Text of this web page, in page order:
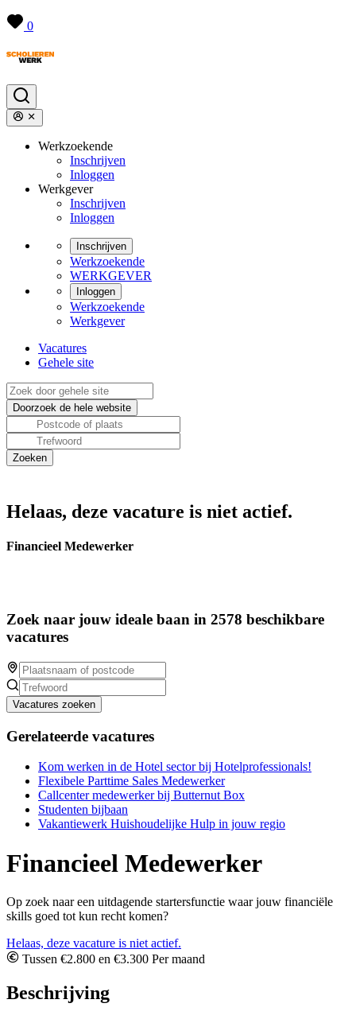
0
Werkzoekende
Inschrijven
Inloggen
Werkgever
Inschrijven
Inloggen
Inschrijven
Werkzoekende
WERKGEVER
Inloggen
Werkzoekende
Werkgever
Vacatures
Gehele site
Helaas, deze vacature is niet actief.
Financieel Medewerker
Zoek naar jouw ideale baan in 2578 beschikbare
vacatures
Vacatures zoeken
Gerelateerde vacatures
Kom werken in de Hotel sector bij Hotelprofessionals!
Flexibele Parttime Sales Medewerker
Callcenter medewerker bij Butternut Box
Studenten bijbaan
Vakantiewerk Huishoudelijke Hulp in jouw regio
Financieel Medewerker
Op zoek naar een uitdagende startersfunctie waar jouw financiële
skills goed tot kun recht komen?
Helaas, deze vacature is niet actief.
Tussen €2.800 en €3.300 Per maand
Beschrijving